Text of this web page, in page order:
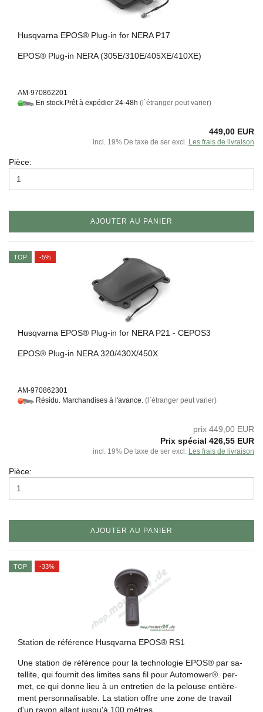
Hus­q­var­na EPOS® Plug-​in for NERA P17
EPOS® Plug-​in NERA (305E/310E/405XE/410XE)
AM-970862201
En stock.Prêt à expédier 24-48h (l`étranger peut varier)
449,00 EUR
incl. 19% De taxe de ser excl. Les frais de livraison
Pièce:
AJOUTER AU PANIER
TOP -5%
Hus­q­var­na EPOS® Plug-​in for NERA P21 - CEPOS3
EPOS® Plug-​in NERA 320/430X/450X
AM-970862301
Résidu. Marchandises à l'avance. (l`étranger peut varier)
prix 449,00 EUR
Prix ​​spécial 426,55 EUR
incl. 19% De taxe de ser excl. Les frais de livraison
Pièce:
AJOUTER AU PANIER
TOP -33%
Sta­tion de ré­fé­rence Hus­q­var­na EPOS® RS1
Une sta­tion de ré­fé­rence pour la tech­no­lo­gie EPOS® par sa­
tel­lite, qui four­nit des li­mites sans fil pour Au­to­mo­wer®. per­
met, ce qui donne lieu à un en­tre­tien de la pe­louse en­tiè­re­
ment per­son­na­li­sable. La sta­tion offre une zone de tra­vail
d'un rayon al­lant jus­qu'à 100 mètres.